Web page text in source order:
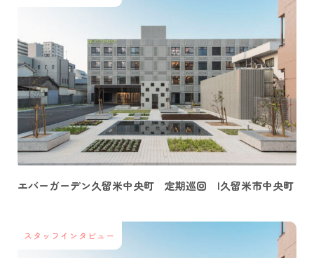
エバーガーデン久留米中央町 定期巡回 |久留米市中央町
スタッフインタビュー